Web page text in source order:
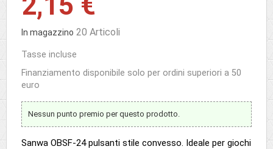
In magazzino 20 Articoli
Tasse incluse
Finanziamento disponibile solo per ordini superiori a 50
euro
Nessun punto premio per questo prodotto.
Sanwa OBSF-24 pulsanti stile convesso. Ideale per giochi